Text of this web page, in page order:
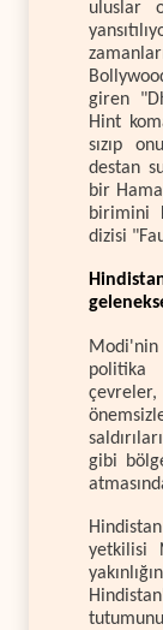
uluslar
giren
Hint
sızıp
destan
bir
birimini
dizisi
Modi'nin
politika
gibi
yetkilisi